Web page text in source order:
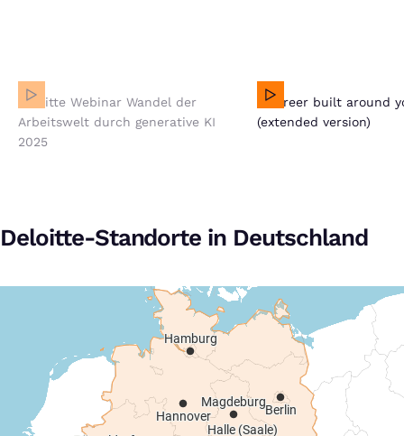
Deloitte Webinar Wandel der Arbeitswelt durch generative
KI 2025
Bei Klick auf dieses Video wird eine Verbindung zu
YouTube aufgebaut. Weitere Informationen findest Du
Deloitte Webinar Wandel der
Arbeitswelt durch generative KI
2025
A career built around
(extended version)
Deloitte-Standorte in Deutschland